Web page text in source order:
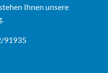
Ihnen unsere
91935